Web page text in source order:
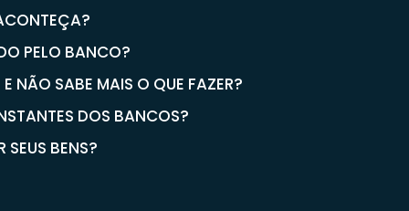
PELO BANCO?
NÃO SABE MAIS O QUE FAZER?
DOS BANCOS?
SEUS BENS?